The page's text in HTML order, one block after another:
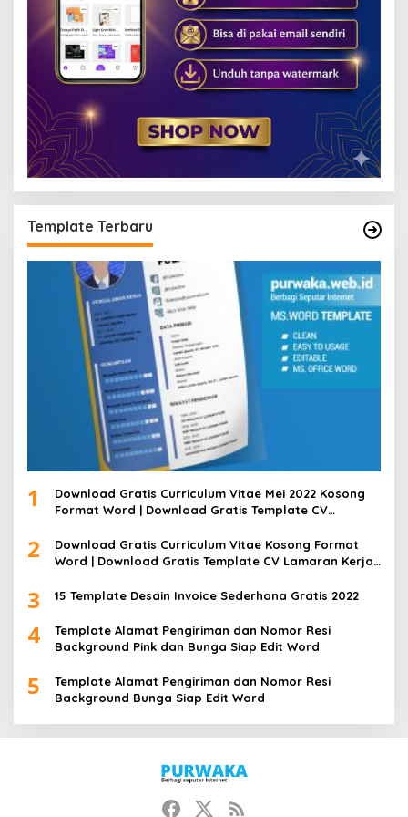
Template Terbaru
1
Download Gratis Curriculum Vitae Mei 2022 Kosong
Format Word | Download Gratis Template CV
2
Download Gratis Curriculum Vitae Kosong Format
Word | Download Gratis Template CV Lamaran Kerja
3 15 Template Desain Invoice Sederhana Gratis 2022
4
Template Alamat Pengiriman dan Nomor Resi
Background Pink dan Bunga Siap Edit Word
5
Template Alamat Pengiriman dan Nomor Resi
Background Bunga Siap Edit Word